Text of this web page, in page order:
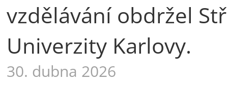
vzdělávání obdržel
Univerzity Karlovy.
30. dubna 2026